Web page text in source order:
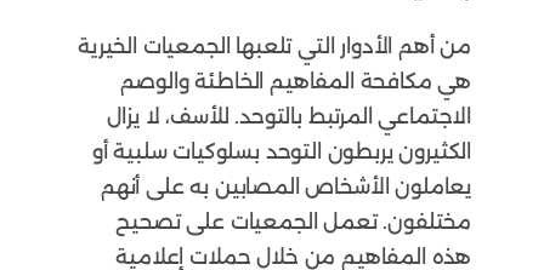
من أهم الأدوار التي تلعبها الجمعيات الخيرية
هي مكافحة المفاهيم الخاطئة والوصم
الاجتماعي المرتبط بالتوحد. للأسف، لا يزال
الكثيرون يربطون التوحد بسلوكيات سلبية أو
يعاملون الأشخاص المصابين به على أنهم
مختلفون. تعمل الجمعيات على تصحيح
هذه المفاهيم من خلال حملات إعلامية